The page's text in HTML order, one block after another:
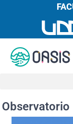
Observatorio